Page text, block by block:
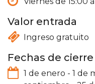
Valor entrada
Ingreso gratuito
Fechas de cierre
1 de enero - 1 de